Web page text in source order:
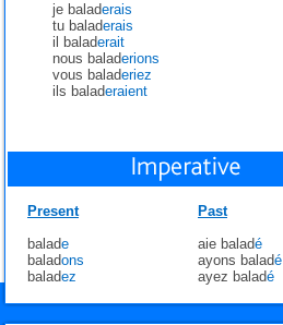
je baladerais
tu baladerais
il baladerait
nous baladerions
vous baladeriez
ils baladeraient
Present
balade
baladons
baladez
Past
aie baladé
ayons baladé
ayez baladé